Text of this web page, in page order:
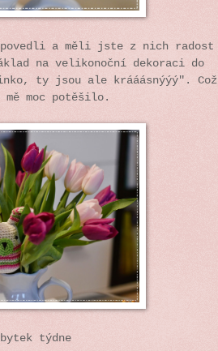
a měli jste z nich radost
na velikonoční dekoraci do
ty jsou ale krááásnýýý". Což
moc potěšilo.
týdne